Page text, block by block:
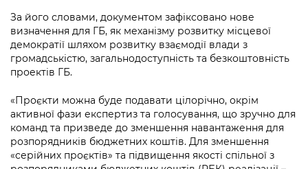
Річні звіти
Гендерна політика
Київська міська військова адміністрація
Безбар'єрність
Портал послуг
Міський застосунок Київ Цифровий
Важливе під час воєнного стану
Портал даних Києва
Публічні дашборди
За його словами, документом зафіксовано нове
визначення для ГБ, як механізму розвитку місцевої
демократії шляхом розвитку взаємодії влади з
громадськістю, загальнодоступність та безкоштовність
проектів ГБ.
«Проєкти можна буде подавати цілорічно, окрім
активної фази експертиз та голосування, що зручно для
команд та призведе до зменшення навантаження для
розпорядників бюджетних коштів. Для зменшення
«серійних проєктів» та підвищення якості спільної з